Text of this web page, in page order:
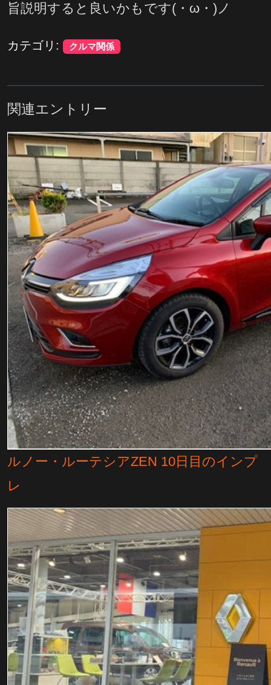
旨説明すると良いかもです(・ω・)ノ
カテゴリ: クルマ関係
関連エントリー
ルノー・ルーテシアZEN 10日目のインプ
レ